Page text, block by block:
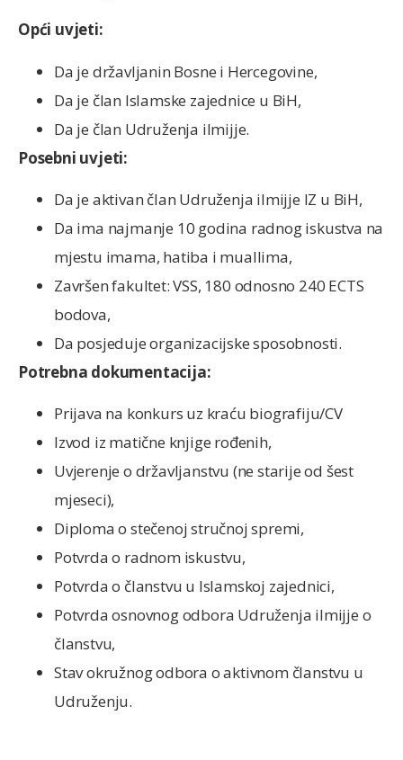
Opći uvjeti:
Da je državljanin Bosne i Hercegovine,
Da je član Islamske zajednice u BiH,
Da je član Udruženja ilmijje.
Posebni uvjeti:
Da je aktivan član Udruženja ilmijje IZ u BiH,
Da ima najmanje 10 godina radnog iskustva na
mjestu imama, hatiba i muallima,
Završen fakultet: VSS, 180 odnosno 240 ECTS
bodova,
Da posjeduje organizacijske sposobnosti.
Potrebna dokumentacija:
Prijava na konkurs uz kraću biografiju/CV
Izvod iz matične knjige rođenih,
Uvjerenje o državljanstvu (ne starije od šest
mjeseci),
Diploma o stečenoj stručnoj spremi,
Potvrda o radnom iskustvu,
Potvrda o članstvu u Islamskoj zajednici,
Potvrda osnovnog odbora Udruženja ilmijje o
članstvu,
Stav okružnog odbora o aktivnom članstvu u
Udruženju.